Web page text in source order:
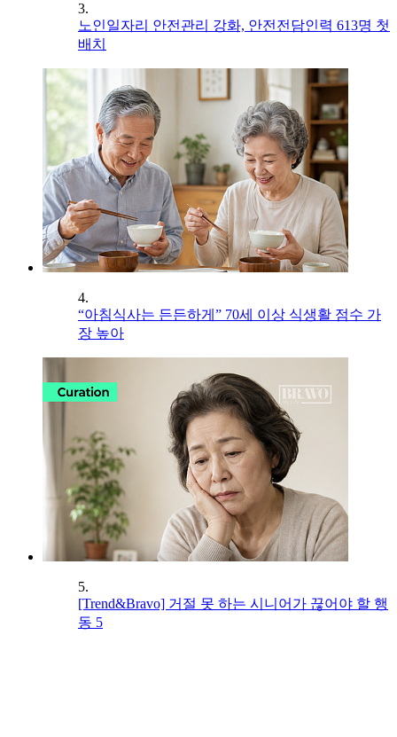
3.
노인일자리 안전관리 강화, 안전전담인력 613명 첫
배치
4.
“아침식사는 든든하게” 70세 이상 식생활 점수 가
장 높아
5.
[Trend&Bravo] 거절 못 하는 시니어가 끊어야 할 행
동 5